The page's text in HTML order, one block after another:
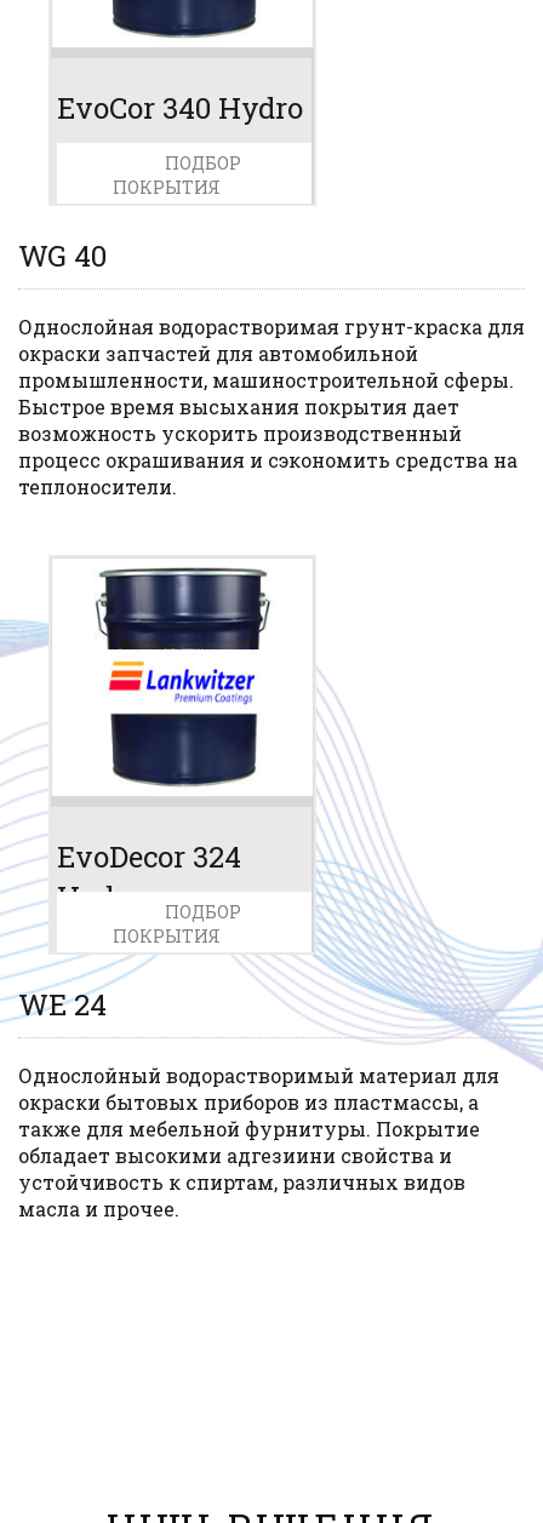
EvoCor 340 Hydro
WG 40
Основа: алкид
Подложка: черный металл
Состав однокомпонентный
Уровень блеска: матовый
промышленность
ПОДБОР
ПОКРЫТИЯ
WG 40
Однослойная водорастворимая грунт-краска для
окраски запчастей для автомобильной
промышленности, машиностроительной сферы.
Быстрое время высыхания покрытия дает
возможность ускорить производственный
процесс окрашивания и сэкономить средства на
теплоносители.
EvoDecor 324
Hydro
АртикулWE 24
Основа: акрил
Тип: Водорастворимая эмаль
Подложка: почва, пластик
Состав однокомпонентный
шелковисто матовый /
глянцевый
Сфера применения:
декоративное покрытие для
бытовой техники и
пластмассовых деталей
ПОДБОР
ПОКРЫТИЯ
WE 24
Однослойный водорастворимый материал для
окраски бытовых приборов из пластмассы, а
также для мебельной фурнитуры. Покрытие
обладает высокими адгезиини свойства и
устойчивость к спиртам, различных видов
масла и прочее.